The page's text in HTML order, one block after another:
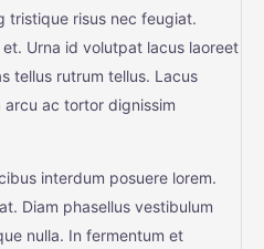
tristique risus nec feugiat.
Urna id volutpat lacus laoreet
tellus rutrum tellus. Lacus
ac tortor dignissim
interdum posuere lorem.
Diam phasellus vestibulum
nulla. In fermentum et